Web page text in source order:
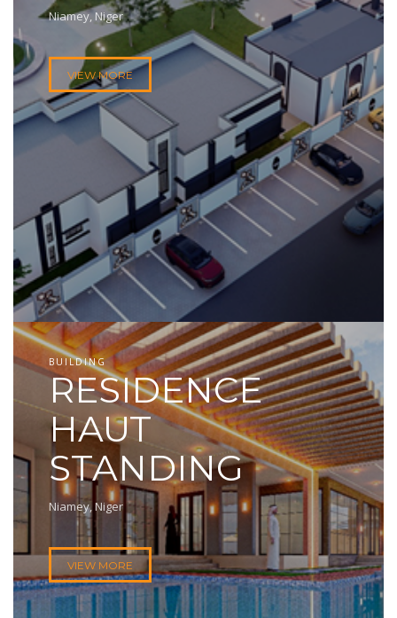
Niamey, Niger
VIEW MORE
BUILDING
RESIDENCE
HAUT
STANDING
Niamey, Niger
VIEW MORE